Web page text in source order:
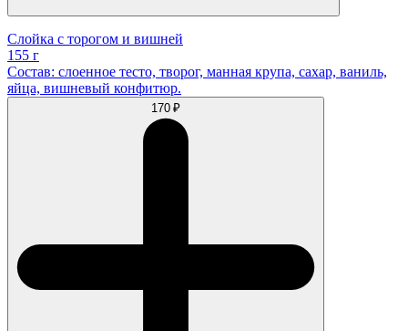
Слойка с торогом и вишней
155 г
Состав: слоенное тесто, творог, манная крупа, сахар, ваниль,
яйца, вишневый конфитюр.
170 ₽